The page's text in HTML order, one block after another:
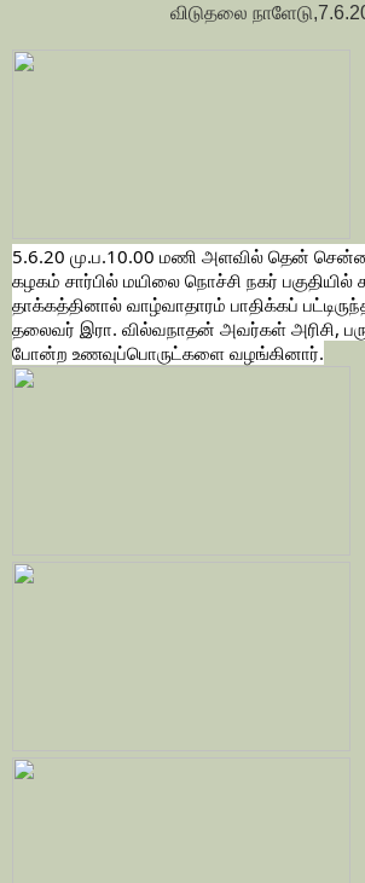
விடுதலை
5.6.20 மு.ப.10.00 மணி அளவில் தென்
கழகம் சார்பில் மயிலை நொச்சி நகர்
தாக்கத்தினால் வாழ்வாதாரம் பாதிக்கப்
தலைவர் இரா. வில்வநாதன் அவர்கள் அரிசி,
போன்ற உணவுப்பொருட்களை வழங்கினார்.